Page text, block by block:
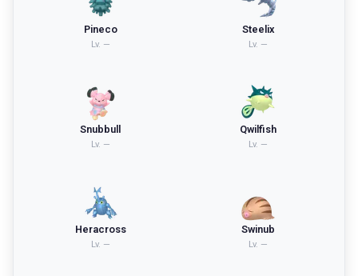
Pineco
Lv. —
Steelix
Lv. —
Snubbull
Lv. —
Qwilfish
Lv. —
Heracross
Lv. —
Swinub
Lv. —